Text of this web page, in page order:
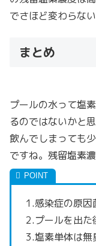
でさほど変わらない
まとめ
プールの水って塩
るのではないかと
飲んでしまっても
ですね。残留塩素
1.感染症の原因
2.プールを出た
3.塩素単体は無